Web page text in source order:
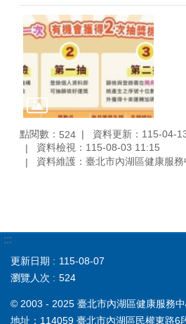
點閱數： 524
資料更新：115-04-
資料檢視：115-08-03 11:15
資料維護：臺北市內湖區健康服
:::
更新日期
115-08-07
瀏覽人次
524
© 2003 - 2025 臺北市內湖區健康服務
地址：114059 臺北市內湖區民權東路6